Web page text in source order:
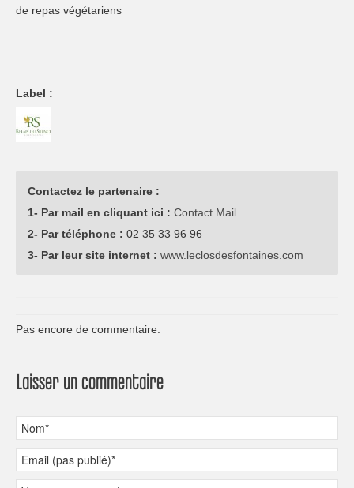
de repas végétariens
Label :
Contactez le partenaire :
1- Par mail en cliquant ici : Contact Mail
2- Par téléphone : 02 35 33 96 96
3- Par leur site internet : www.leclosdesfontaines.com
Pas encore de commentaire.
Laisser un commentaire